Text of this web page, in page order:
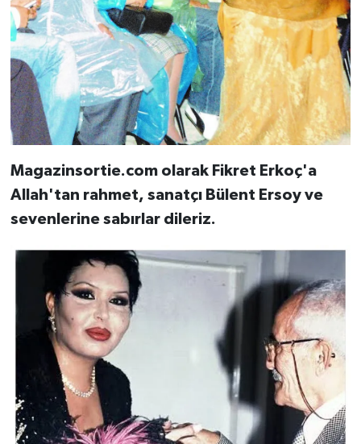
Magazinsortie.com olarak Fikret Erkoç'a
Allah'tan rahmet, sanatçı Bülent Ersoy ve
sevenlerine sabırlar dileriz.